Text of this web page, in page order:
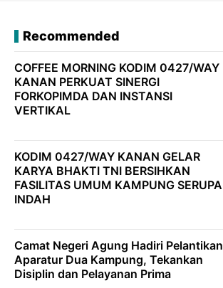
Recommended
COFFEE MORNING KODIM 0427/WAY
KANAN PERKUAT SINERGI
FORKOPIMDA DAN INSTANSI
VERTIKAL
KODIM 0427/WAY KANAN GELAR
KARYA BHAKTI TNI BERSIHKAN
FASILITAS UMUM KAMPUNG SERUPA
INDAH
Camat Negeri Agung Hadiri Pelantikan
Aparatur Dua Kampung, Tekankan
Disiplin dan Pelayanan Prima